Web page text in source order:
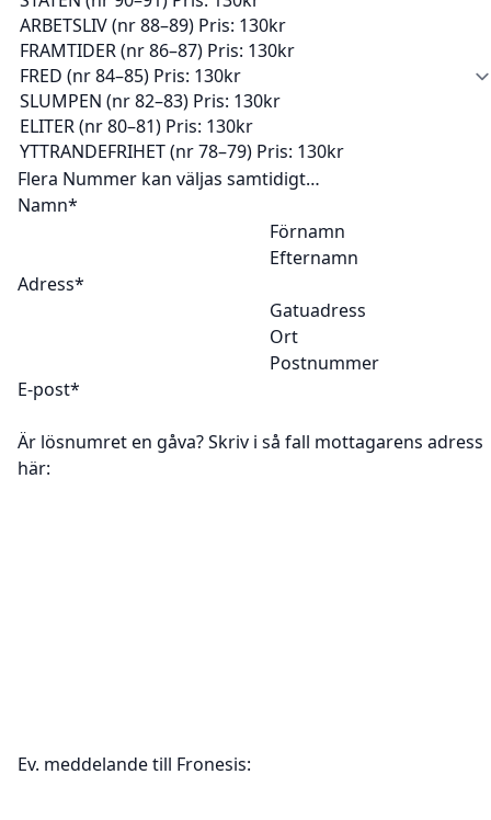
Flera Nummer kan väljas samtidigt…
Namn*
Förnamn
Efternamn
Adress*
Gatuadress
Ort
Postnummer
E-post*
Är lösnumret en gåva? Skriv i så fall mottagarens adress
här:
Ev. meddelande till Fronesis: